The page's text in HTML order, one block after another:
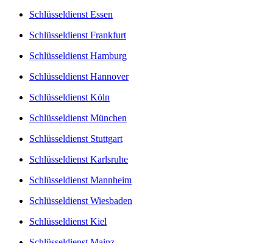
Schlüsseldienst Essen
Schlüsseldienst Frankfurt
Schlüsseldienst Hamburg
Schlüsseldienst Hannover
Schlüsseldienst Köln
Schlüsseldienst München
Schlüsseldienst Stuttgart
Schlüsseldienst Karlsruhe
Schlüsseldienst Mannheim
Schlüsseldienst Wiesbaden
Schlüsseldienst Kiel